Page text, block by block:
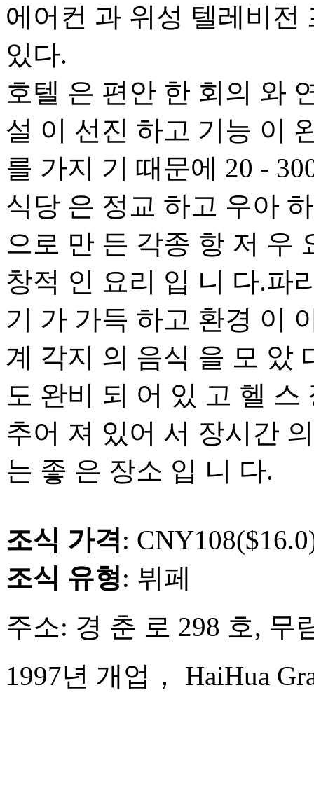
에어컨 과 위성 텔레비전
있다.
호텔 은 편안 한 회의 와
설 이 선진 하고 기능 이
를 가지 기 때문에 20 -
식당 은 정교 하고 우아
으로 만 든 각종 항 저 우
창적 인 요리 입 니 다.파
기 가 가득 하고 환경 이
계 각지 의 음식 을 모 았
도 완비 되 어 있 고 헬
추어 져 있어 서 장시간
는 좋 은 장소 입 니 다.
조식 가격:
조식 유형: 뷔페
주소: 경 춘 로 298 호, 무
1997년 개업， HaiHua